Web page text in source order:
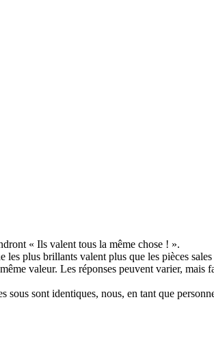
« Ils valent tous la même chose ! ».
les plus brillants valent plus que les pièces sales
valeur. Les réponses peuvent varier,
sous sont identiques, nous, en tant que